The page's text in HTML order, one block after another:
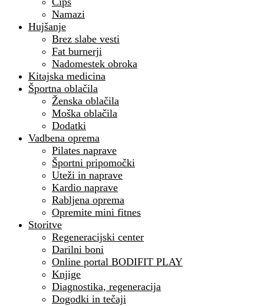
Namazi
Hujšanje
Brez slabe vesti
Fat burnerji
Nadomestek obroka
Kitajska medicina
Športna oblačila
Ženska oblačila
Moška oblačila
Dodatki
Vadbena oprema
Pilates naprave
Športni pripomočki
Uteži in naprave
Kardio naprave
Rabljena oprema
Opremite mini fitnes
Storitve
Regeneracijski center
Darilni boni
Online portal BODIFIT PLAY
Knjige
Diagnostika, regeneracija
Dogodki in tečaji